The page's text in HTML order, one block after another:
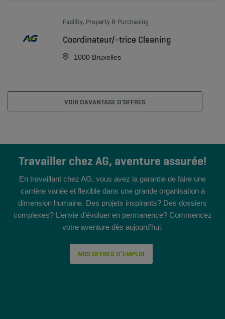
Facility, Property & Purchasing
Coordinateur/-trice Cleaning
1000 Bruxelles
VOIR DAVANTAGE D'OFFRES
Travailler chez AG, aventure assurée!
En travaillant chez AG, vous avez la garantie de faire une
carrière variée et flexible dans une grande organisation à
dimension humaine. Des projets inspirants? Des dossiers
complexes? L’envie d’évoluer en permanence? Commencez
votre aventure dès aujourd’hui.
NOS OFFRES D’EMPLOI